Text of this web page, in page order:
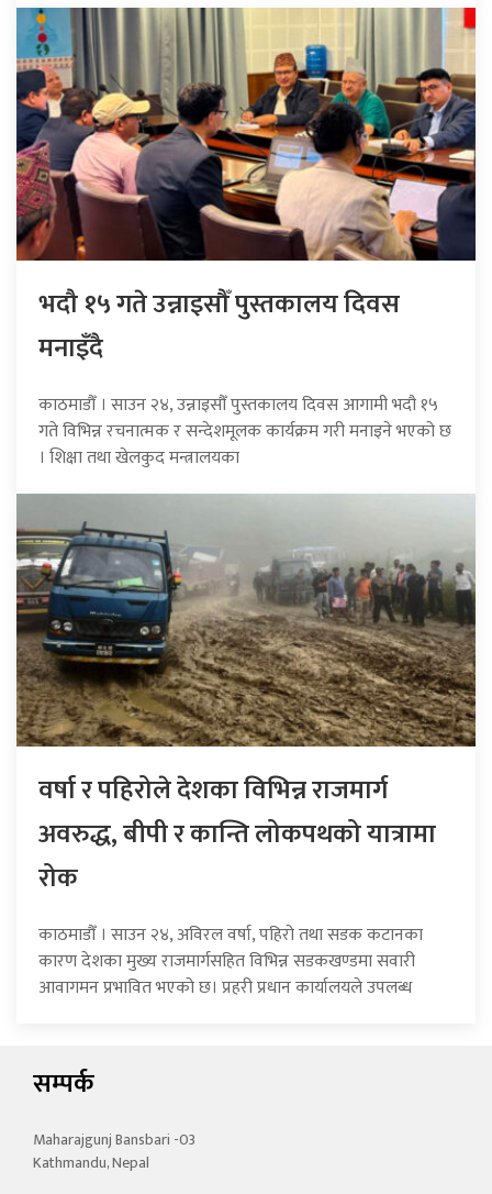
भदौ १५ गते उन्नाइसौँ पुस्तकालय दिवस
मनाइँदै
काठमाडौँ । साउन २४, उन्नाइसौँ पुस्तकालय दिवस आगामी भदौ १५
गते विभिन्न रचनात्मक र सन्देशमूलक कार्यक्रम गरी मनाइने भएको छ
। शिक्षा तथा खेलकुद मन्त्रालयका
वर्षा र पहिरोले देशका विभिन्न राजमार्ग
अवरुद्ध, बीपी र कान्ति लोकपथको यात्रामा
रोक
काठमाडौँ । साउन २४, अविरल वर्षा, पहिरो तथा सडक कटानका
कारण देशका मुख्य राजमार्गसहित विभिन्न सडकखण्डमा सवारी
आवागमन प्रभावित भएको छ। प्रहरी प्रधान कार्यालयले उपलब्ध
सम्पर्क
Maharajgunj Bansbari -03
Kathmandu, Nepal